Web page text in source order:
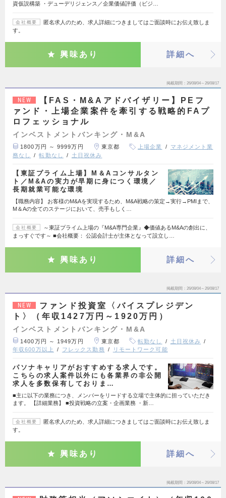
資仮説構築 ・デューデリジェンス／企業価値評価（ビジ…
会社概要
匿名求人のため、求人詳細につきましてはご面談時にお伝え致しま
す。
興味あり 詳細へ
掲載期間 26/08/04～26/08/17
NEW
【FAS・M&Aアドバイザリー】PEフ
ァンド・上場企業案件を牽引する戦略的FAプ
ロフェッショナル
インベストメントバンキング・M&A
1800万円 ～ 9999万円 東京都 上場企業
マネジメント業
務なし
転勤なし 土日祝休み
【東証プライム上場】M＆Aコンサルタン
ト／M&Aの実力が早期に身につく環境／
長期就業可能な環境
【職務内容】 お客様のM&Aを実現するため、M&A戦略の策定→実行→PMIまで、
M＆Aの全てのステージにおいて、売手もしく…
会社概要
～東証プライム上場の『M&A専門企業』◆価値あるM&Aの創出に、
まっすぐです～ ■会社概要： 公認会計士が主体となって設立し…
興味あり 詳細へ
掲載期間 26/08/04～26/08/17
NEW
ファンド投資室〈バイスプレジデン
ト〉（年収1427万円～1920万円）
インベストメントバンキング・M&A
1400万円 ～ 1949万円 東京都 転勤なし
土日祝休み
年収600万以上
フレックス勤務 リモートワーク可能
パソナキャリアがおすすめする求人です。
こちらの求人案件以外にも各業界の非公開
求人を多数保有しておりま…
■主に以下の業務につき、メンバーをリードする立場で主体的に担っていただき
ます。 【詳細業務】 ■投資戦略の立案・企画業務 ・新…
会社概要
匿名求人のため、求人詳細につきましてはご面談時にお伝え致しま
す。
興味あり 詳細へ
掲載期間 26/08/04～26/08/17